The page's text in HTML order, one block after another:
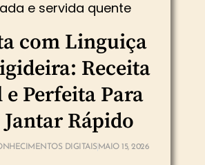
com Linguiça
Receita
e Perfeita Para
Rápido
DIGITAIS MAIO 15, 2026